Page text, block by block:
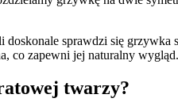
sprawdzi się grzywka
co zapewni jej naturalny wygląd.
twarzy?